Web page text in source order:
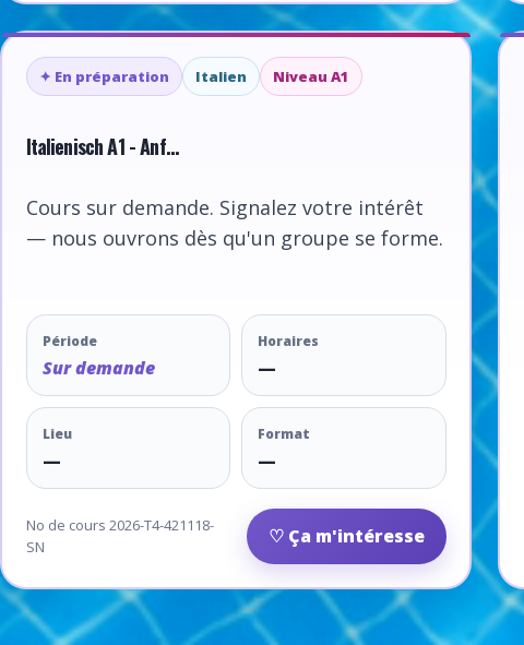
✦ En préparation Italien Niveau A1
Italienisch A1 - Anf...
Cours sur demande. Signalez votre intérêt
— nous ouvrons dès qu'un groupe se forme.
Période
Sur demande
Horaires
—
Lieu
—
Format
—
No de cours 2026-T4-421118-
SN
♡ Ça m'intéresse